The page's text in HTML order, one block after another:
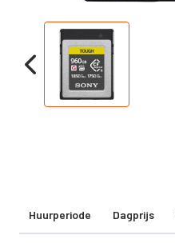
Huurperiode Dagprijs